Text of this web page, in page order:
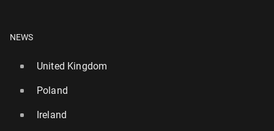
NEWS
United Kingdom
Poland
Ireland